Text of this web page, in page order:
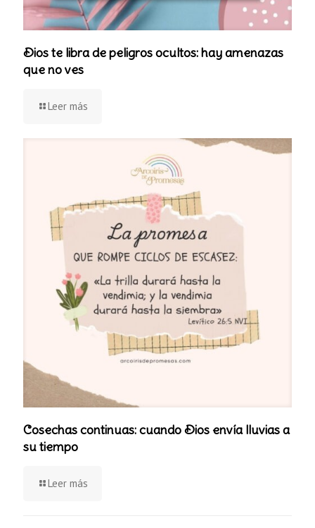
Dios te libra de peligros ocultos: hay amenazas
que no ves
Leer más
Cosechas continuas: cuando Dios envía lluvias a
su tiempo
Leer más